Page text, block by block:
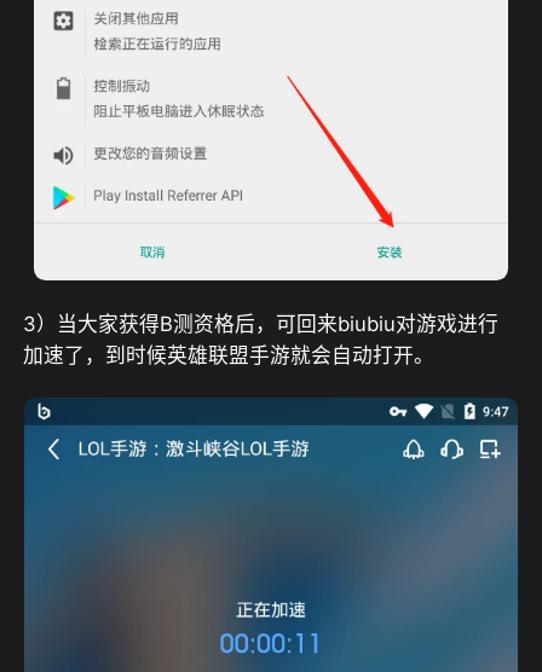
3）当大家获得B测资格后，可回来biubiu对游戏进行
加速了，到时候英雄联盟手游就会自动打开。